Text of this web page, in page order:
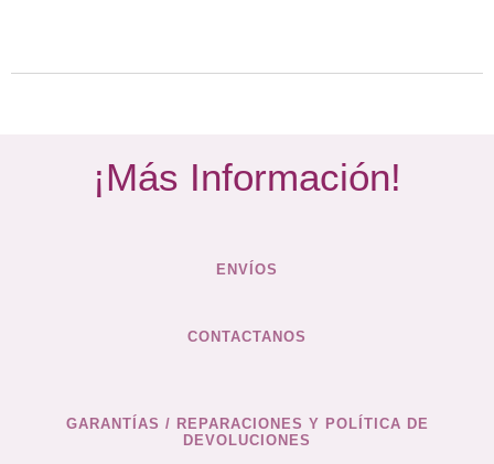
¡Más Información!
ENVÍOS
CONTACTANOS
GARANTÍAS / REPARACIONES Y POLÍTICA DE
DEVOLUCIONES